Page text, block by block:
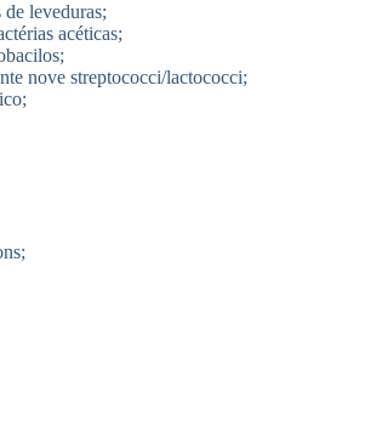
leveduras;
acéticas;
nove streptococci/lactococci;